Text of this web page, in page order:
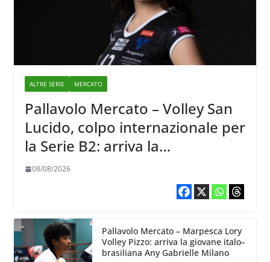
ALTRE SERIE MERCATO
Pallavolo Mercato – Volley San
Lucido, colpo internazionale per
la Serie B2: arriva la
schiacciatrice lettone Kristine
08/08/2026
Pallavolo Mercato – Marpesca Lory
Volley Pizzo: arriva la giovane italo–
brasiliana Any Gabrielle Milano